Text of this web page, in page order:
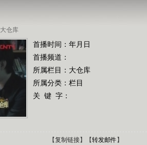
大仓库
首播时间：年月日
首播频道：
所属栏目： 大仓库
所属分类：栏目
关 键 字：
【复制链接】【转发邮件】